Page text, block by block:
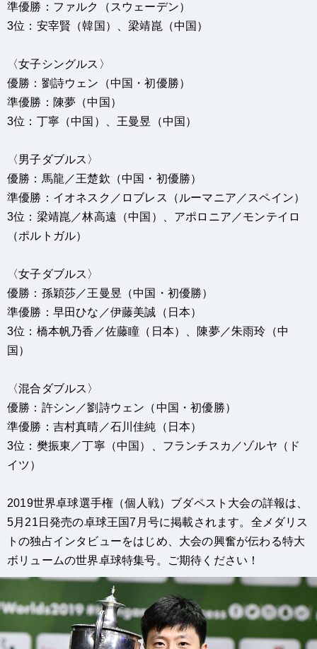
準優勝：ファルク（スウェーデン）
3位：安宰賢（韓国）、梁靖崑（中国）
〈女子シングルス〉
優勝：劉詩ウェン（中国・初優勝）
準優勝：陳夢（中国）
3位：丁寧（中国）、王曼昱（中国）
〈男子ダブルス〉
優勝：馬龍／王楚欽（中国・初優勝）
準優勝：イオネスク／ロブレス（ルーマニア／スペイン）
3位：梁靖崑／林高遠（中国）、アポロニア／モンテイロ
（ポルトガル）
〈女子ダブルス〉
優勝：孫穎莎／王曼昱（中国・初優勝）
準優勝：早田ひな／伊藤美誠（日本）
3位：橋本帆乃香／佐藤瞳（日本）、陳夢／朱雨玲（中
国）
〈混合ダブルス〉
優勝：許シン／劉詩ウェン（中国・初優勝）
準優勝：吉村真晴／石川佳純（日本）
3位：樊振東／丁寧（中国）、フランチスカ／ゾルヤ（ド
イツ）
2019世界卓球選手権（個人戦）ブダペスト大会の詳報は、
5月21日発売の卓球王国7月号に掲載されます。全メダリス
トの独占インタビューをはじめ、大会の興奮が伝わる特大
ボリュームの世界卓球特集号。ご期待ください！